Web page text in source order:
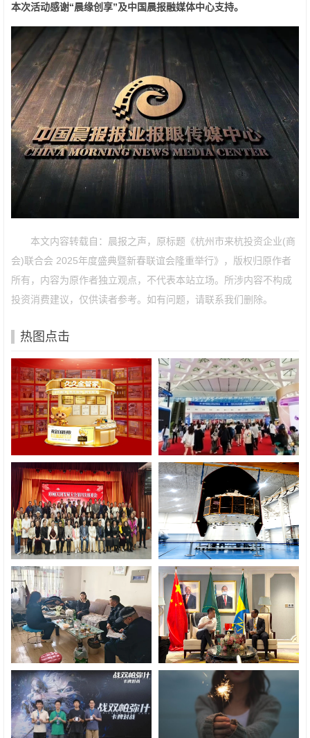
本次活动感谢“晨缘创享”及中国晨报融媒体中心支持。
本文内容转载自：晨报之声，原标题《杭州市来杭投资企业(商
会)联合会 2025年度盛典暨新春联谊会隆重举行》，版权归原作者
所有，内容为原作者独立观点，不代表本站立场。所涉内容不构成
投资消费建议，仅供读者参考。如有问题，请联系我们删除。
热图点击